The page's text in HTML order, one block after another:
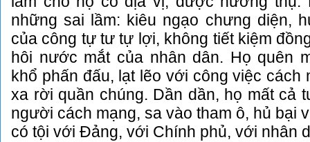
những sai lầm: kiêu ngạo chưng diện,
của công tự tư tự lợi, không tiết kiệm
hôi nước mắt của nhân dân. Họ quên
khổ phấn đấu, lạt lẽo với công việc cách
xa rời quần chúng. Dần dần, họ mất cả
người cách mạng, sa vào tham ô, hủ bại
có tội với Đảng, với Chính phủ, với nhân